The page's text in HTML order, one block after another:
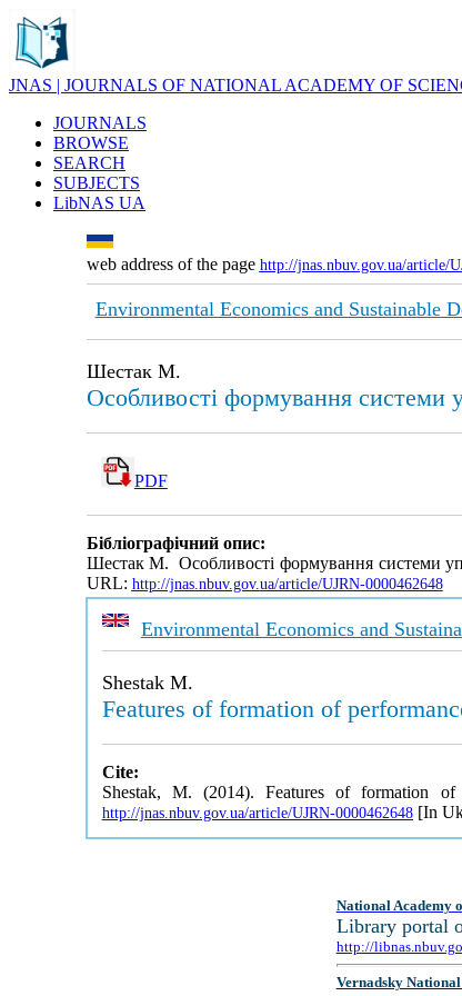
JNAS | JOURNALS OF NATIONAL ACADEMY OF
JOURNALS
BROWSE
SEARCH
SUBJECTS
LibNAS UA
web address of the page http://jnas.nbuv.gov.ua/article/
Environmental Economics and Sustainable
Шестак М.
Особливості формування системи
PDF
Бібліографічний опис:
Шестак М. Особливості формування системи
URL: http://jnas.nbuv.gov.ua/article/UJRN-0000462648
Environmental Economics and
Shestak M.
Features of formation of
Cite:
Shestak, M. (2014). Features of formation of
http://jnas.nbuv.gov.ua/article/UJRN-0000462648[In
National Academy
Library portal
http://
Vernadsky